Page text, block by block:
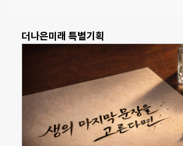
더나은미래 특별기획